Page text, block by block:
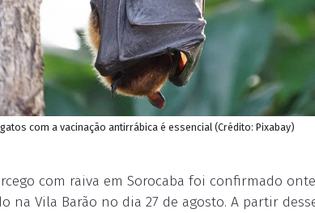
com a vacinação antirrábica é essencial (Crédito: Pixabay)
com raiva em Sorocaba foi confirmado
na Vila Barão no dia 27 de agosto. A partir